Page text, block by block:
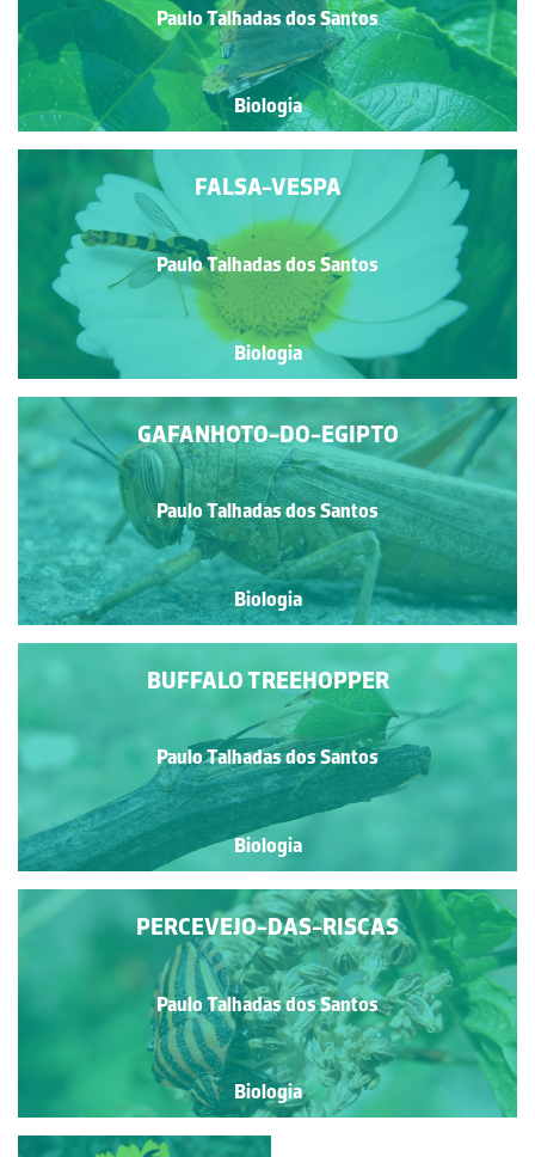
Paulo Talhadas dos Santos
Biologia
FALSA-VESPA
Paulo Talhadas dos Santos
Biologia
GAFANHOTO-DO-EGIPTO
Paulo Talhadas dos Santos
Biologia
BUFFALO TREEHOPPER
Paulo Talhadas dos Santos
Biologia
PERCEVEJO-DAS-RISCAS
Paulo Talhadas dos Santos
Biologia